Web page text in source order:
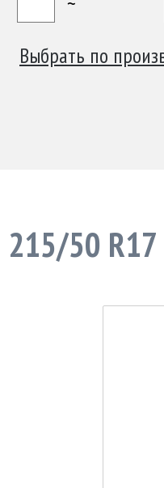
Выбрать по
215/50 R17